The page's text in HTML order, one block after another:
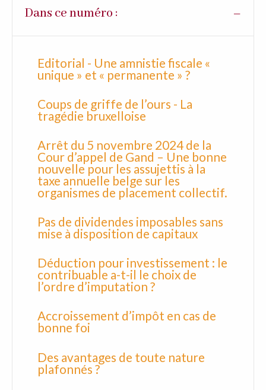
Dans ce numéro :
Editorial - Une amnistie fiscale «
unique » et « permanente » ?
Coups de griffe de l’ours - La
tragédie bruxelloise
Arrêt du 5 novembre 2024 de la
Cour d’appel de Gand – Une bonne
nouvelle pour les assujettis à la
taxe annuelle belge sur les
organismes de placement collectif.
Pas de dividendes imposables sans
mise à disposition de capitaux
Déduction pour investissement : le
contribuable a-t-il le choix de
l’ordre d’imputation ?
Accroissement d’impôt en cas de
bonne foi
Des avantages de toute nature
plafonnés ?